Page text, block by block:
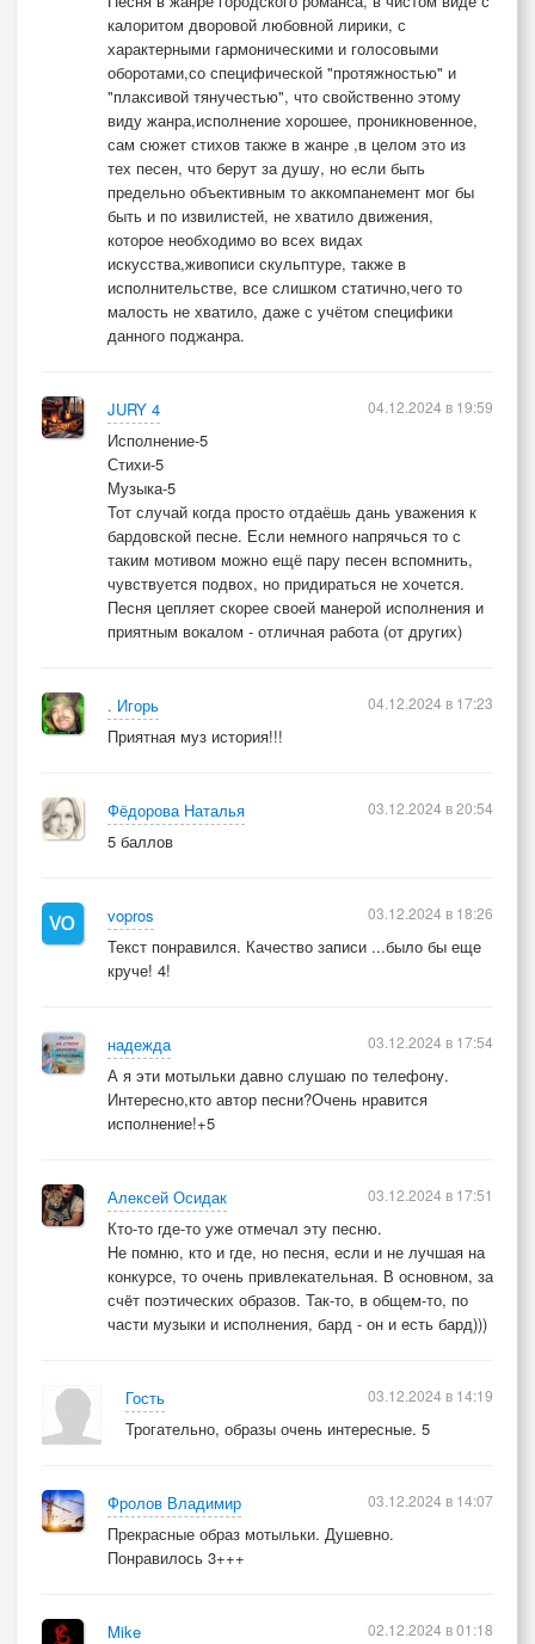
калоритом дворовой любовной лирики, с
характерными гармоническими и голосовыми
оборотами,со специфической "протяжностью" и
"плаксивой тянучестью", что свойственно этому
виду жанра,исполнение хорошее, проникновенное,
сам сюжет стихов также в жанре ,в целом это из
тех песен, что берут за душу, но если быть
предельно объективным то аккомпанемент мог бы
быть и по извилистей, не хватило движения,
которое необходимо во всех видах
искусства,живописи скульптуре, также в
исполнительстве, все слишком статично,чего то
малость не хватило, даже с учётом специфики
данного поджанра.
JURY 4
Исполнение-5
Стихи-5
Музыка-5
Тот случай когда просто отдаёшь дань уважения к
бардовской песне. Если немного напрячься то с
таким мотивом можно ещё пару песен вспомнить,
чувствуется подвох, но придираться не хочется.
Песня цепляет скорее своей манерой исполнения и
приятным вокалом - отличная работа (от других)
04.12.2024 в 19:59
. Игорь
Приятная муз история!!!
04.12.2024 в 17:23
Фёдорова Наталья
5 баллов
03.12.2024 в 20:54
vopros
Текст понравился. Качество записи ...было бы еще
круче! 4!
03.12.2024 в 18:26
надежда
А я эти мотыльки давно слушаю по телефону.
Интересно,кто автор песни?Очень нравится
исполнение!+5
03.12.2024 в 17:54
Алексей Осидак
Кто-то где-то уже отмечал эту песню.
Не помню, кто и где, но песня, если и не лучшая на
конкурсе, то очень привлекательная. В основном, за
счëт поэтических образов. Так-то, в общем-то, по
части музыки и исполнения, бард - он и есть бард)))
03.12.2024 в 17:51
Гость
Трогательно, образы очень интересные. 5
03.12.2024 в 14:19
Фролов Владимир
Прекрасные образ мотыльки. Душевно.
Понравилось 3+++
03.12.2024 в 14:07
Mike
02.12.2024 в 01:18